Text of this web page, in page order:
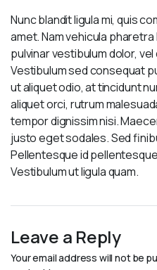
Nunc blandit ligula mi, quis
amet. Nam vehicula
pulvinar vestibulum dolor,
Vestibulum sed consequat
ut aliquet odio, at tincidunt
aliquet orci, rutrum
tempor dignissim nisi.
justo eget sodales. Sed
Pellentesque id
Vestibulum ut ligula quam.
Leave a Reply
Your email address will not be